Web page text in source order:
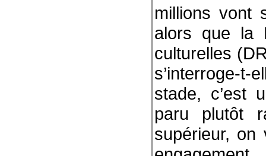
millions vont
alors que la
culturelles
s’interroge-
stade, c’est
paru plutôt
supérieur,